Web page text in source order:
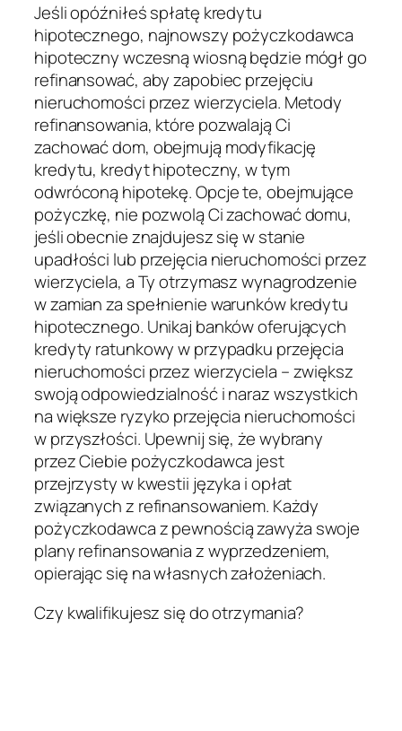
Jeśli opóźniłeś spłatę kredytu
hipotecznego, najnowszy pożyczkodawca
hipoteczny wczesną wiosną będzie mógł go
refinansować, aby zapobiec przejęciu
nieruchomości przez wierzyciela. Metody
refinansowania, które pozwalają Ci
zachować dom, obejmują modyfikację
kredytu, kredyt hipoteczny, w tym
odwróconą hipotekę. Opcje te, obejmujące
pożyczkę, nie pozwolą Ci zachować domu,
jeśli obecnie znajdujesz się w stanie
upadłości lub przejęcia nieruchomości przez
wierzyciela, a Ty otrzymasz wynagrodzenie
w zamian za spełnienie warunków kredytu
hipotecznego. Unikaj banków oferujących
kredyty ratunkowy w przypadku przejęcia
nieruchomości przez wierzyciela – zwiększ
swoją odpowiedzialność i naraz wszystkich
na większe ryzyko przejęcia nieruchomości
w przyszłości. Upewnij się, że wybrany
przez Ciebie pożyczkodawca jest
przejrzysty w kwestii języka i opłat
związanych z refinansowaniem. Każdy
pożyczkodawca z pewnością zawyża swoje
plany refinansowania z wyprzedzeniem,
opierając się na własnych założeniach.
Czy kwalifikujesz się do otrzymania?